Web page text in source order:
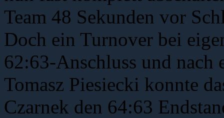
Team 48 Sekunden vor
Doch ein Turnover bei
62:63-Anschluss und
Tomasz Piesiecki konnte
Czarnek den 64:63